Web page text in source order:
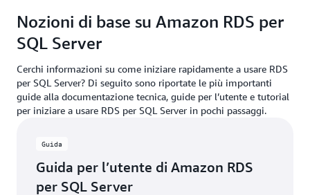
Nozioni di base su Amazon RDS per
SQL Server
Cerchi informazioni su come iniziare rapidamente a usare RDS
per SQL Server? Di seguito sono riportate le più importanti
guide alla documentazione tecnica, guide per l’utente e tutorial
per iniziare a usare RDS per SQL Server in pochi passaggi.
Guida
Guida per l’utente di Amazon RDS
per SQL Server